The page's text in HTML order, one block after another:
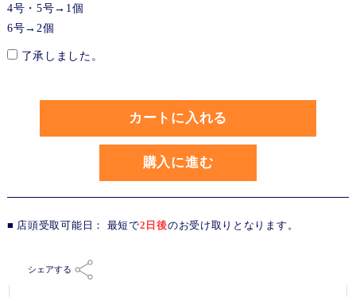
4号・5号→1個
6号→2個
了承しました。
カートに入れる
購入に進む
■ 店頭受取可能日： 最短で2日後のお受け取りとなります。
シェアする